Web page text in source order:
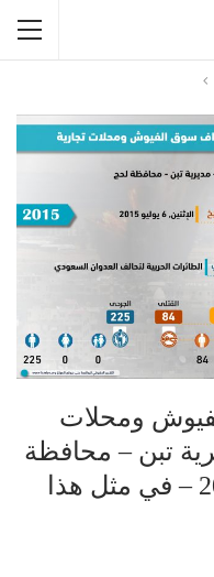
ومحلات
تبن – محافظة
لحج – الإثنين, 6 يوليو 2015 – في مثل هذا